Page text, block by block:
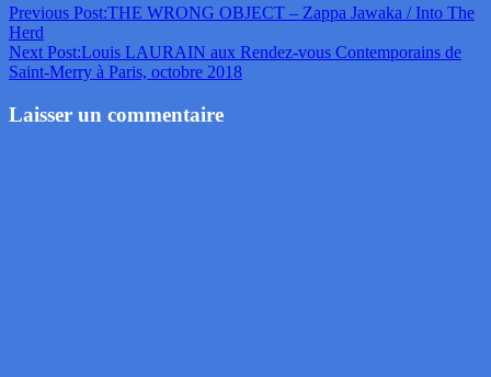
Previous Post:THE WRONG OBJECT – Zappa Jawaka / Into The
Herd
Next Post:Louis LAURAIN aux Rendez-vous Contemporains de
Saint-Merry à Paris, octobre 2018
Laisser un commentaire